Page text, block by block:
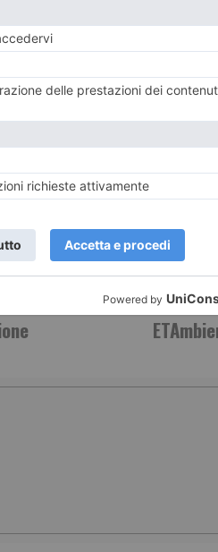
le richieste
7 AGOSTO
Iren